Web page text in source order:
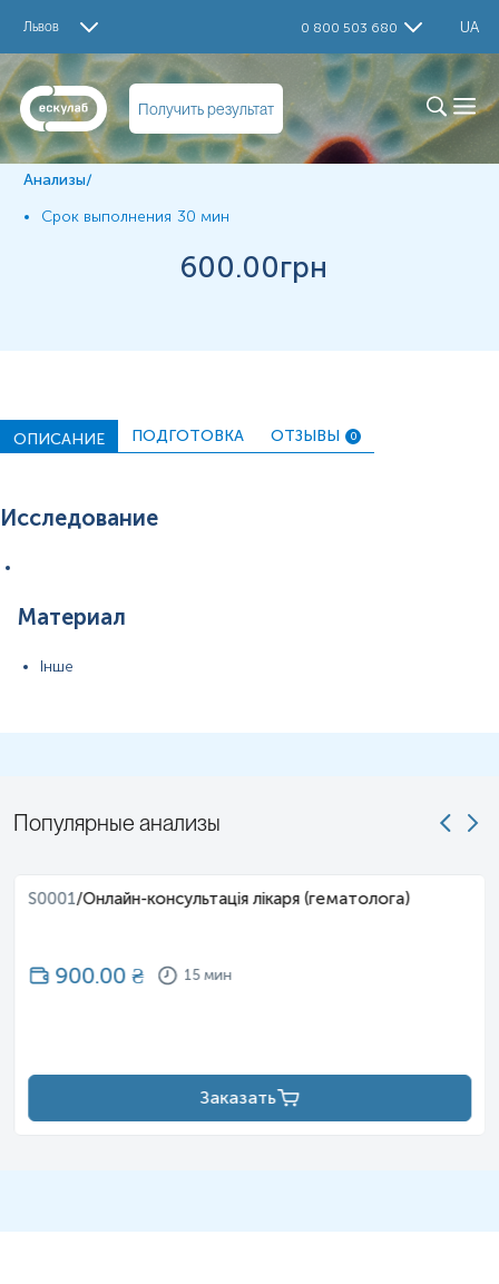
Львов 0 800 503 680 UA
Получить результат
Материал
Інше
измерений могут изменяться в соответствии с
Анализы/
Срок выполнения 30 мин
600.00грн
ОПИСАНИЕ ПОДГОТОВКА ОТЗЫВЫ 0
Исследование
Материал
Інше
Популярные анализы
S0001/Онлайн-консультація лікаря (гематолога)
900.00₴ 15 мин
Заказать